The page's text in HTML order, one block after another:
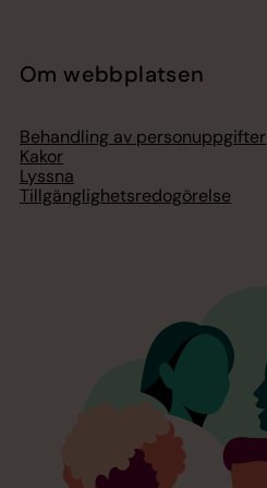
Om webbplatsen
Behandling av personuppgifter
Kakor
Lyssna
Tillgänglighetsredogörelse